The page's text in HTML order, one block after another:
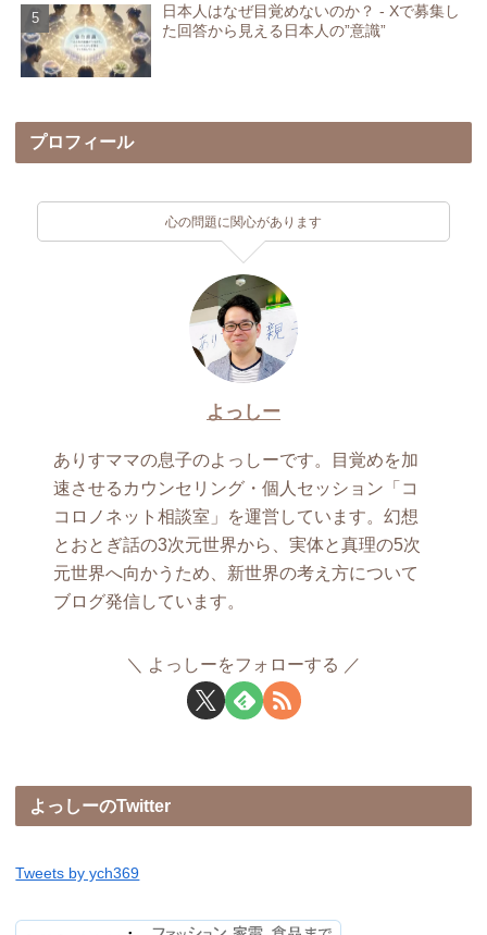
日本人はなぜ目覚めないのか？ - Xで募集し
た回答から見える日本人の”意識”
プロフィール
心の問題に関心があります
よっしー
ありすママの息子のよっしーです。目覚めを加
速させるカウンセリング・個人セッション「コ
コロノネット相談室」を運営しています。幻想
とおとぎ話の3次元世界から、実体と真理の5次
元世界へ向かうため、新世界の考え方について
ブログ発信しています。
よっしーをフォローする
よっしーのTwitter
Tweets by ych369